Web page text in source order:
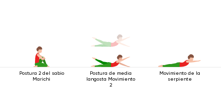
Postura 2 del sabio
Marichi
Postura de media
langosta Movimiento
2
Movimiento de la
serpiente